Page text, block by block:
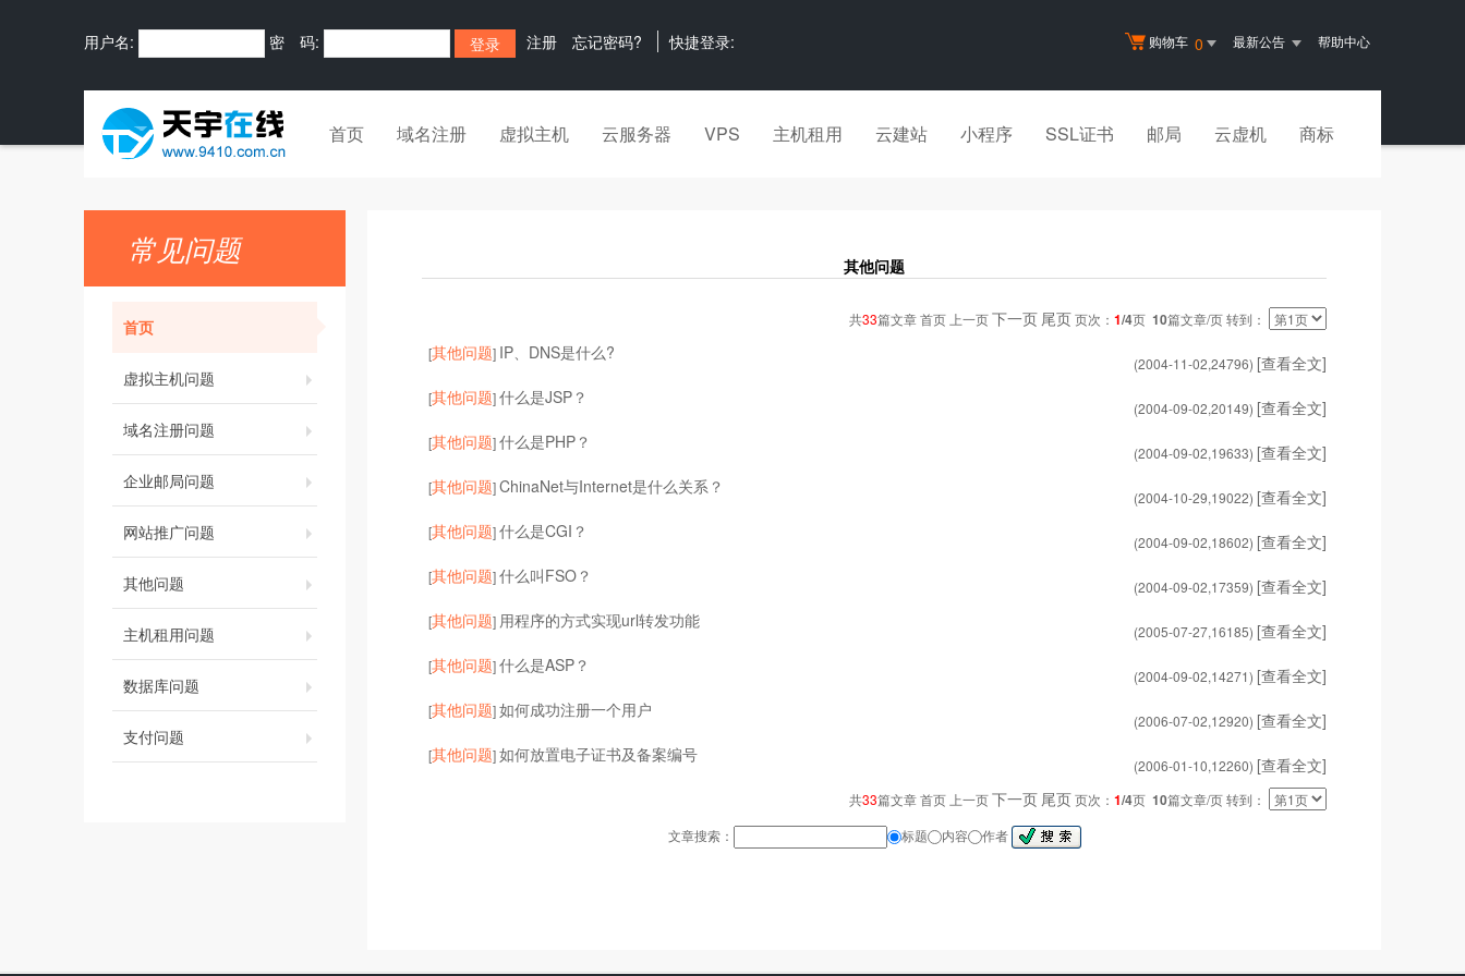
购物车 0 最新公告 帮助中心
用户名: 密 码: 注册 忘记密码? 快捷登录:
首页 域名注册 虚拟主机 云服务器 VPS 主机租用 云建站 小程序 SSL证书 邮局 云虚机 商标
常见问题
首页
虚拟主机问题
域名注册问题
企业邮局问题
网站推广问题
其他问题
主机租用问题
数据库问题
支付问题
其他问题
共33篇文章 首页 上一页下一页 尾页页次： 1/4页 10篇文章/页 转到：
[其他问题] IP、DNS是什么?
(2004-11-02,24796) [查看全文]
[其他问题]什么是JSP？
(2004-09-02,20149) [查看全文]
[其他问题]什么是PHP？
(2004-09-02,19633) [查看全文]
[其他问题]ChinaNet与Internet是什么关系？
(2004-10-29,19022) [查看全文]
[其他问题]什么是CGI？
(2004-09-02,18602) [查看全文]
[其他问题]什么叫FSO？
(2004-09-02,17359) [查看全文]
[其他问题] 用程序的方式实现url转发功能
(2005-07-27,16185) [查看全文]
[其他问题]什么是ASP？
(2004-09-02,14271) [查看全文]
[其他问题]如何成功注册一个用户
(2006-07-02,12920) [查看全文]
[其他问题]如何放置电子证书及备案编号
(2006-01-10,12260) [查看全文]
共33篇文章 首页 上一页下一页 尾页页次： 1/4页 10篇文章/页 转到：
文章搜索：
标题 内容 作者